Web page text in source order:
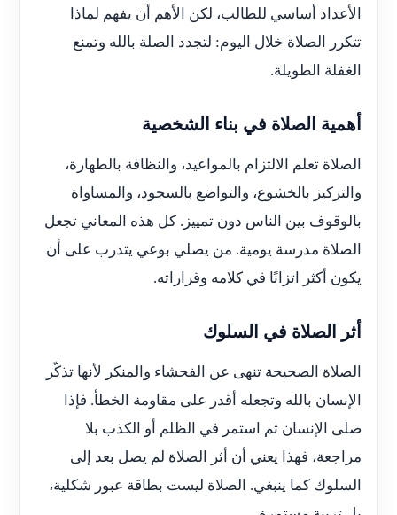
الأعداد أساسي للطالب، لكن الأهم أن يفهم لماذا
تتكرر الصلاة خلال اليوم: لتجدد الصلة بالله وتمنع
الغفلة الطويلة.
أهمية الصلاة في بناء الشخصية
الصلاة تعلم الالتزام بالمواعيد، والنظافة بالطهارة،
والتركيز بالخشوع، والتواضع بالسجود، والمساواة
بالوقوف بين الناس دون تمييز. كل هذه المعاني تجعل
الصلاة مدرسة يومية. من يصلي بوعي يتدرب على أن
يكون أكثر اتزانًا في كلامه وقراراته.
أثر الصلاة في السلوك
الصلاة الصحيحة تنهى عن الفحشاء والمنكر لأنها تذكّر
الإنسان بالله وتجعله أقدر على مقاومة الخطأ. فإذا
صلى الإنسان ثم استمر في الظلم أو الكذب بلا
مراجعة، فهذا يعني أن أثر الصلاة لم يصل بعد إلى
السلوك كما ينبغي. الصلاة ليست بطاقة عبور شكلية،